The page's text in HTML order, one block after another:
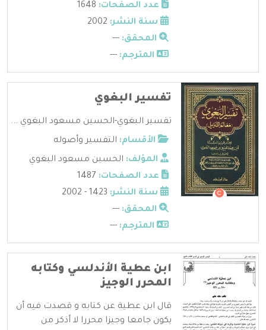
عدد الصفحات:
سنة النشر:
المحقق: ---
المترجم: ---
تفسير البغوي
تفسير البغوي-الحسين مسعود البغوي ...
الأقسام: التفسير وأصوله
المؤلف: الحسين مسعود البغوي
عدد الصفحات:
سنة النشر:
المحقق: ---
المترجم: ---
ابن عطية الأندلسي وكتابه
المحرر الوجيز
قال ابن عطية عن كتابه و قصدت فيه أن
يكون جامعا وجيزا محررا لا أذكر من